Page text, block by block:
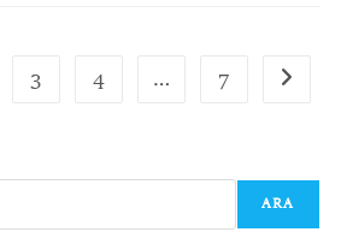
3 4 … 7
ARA